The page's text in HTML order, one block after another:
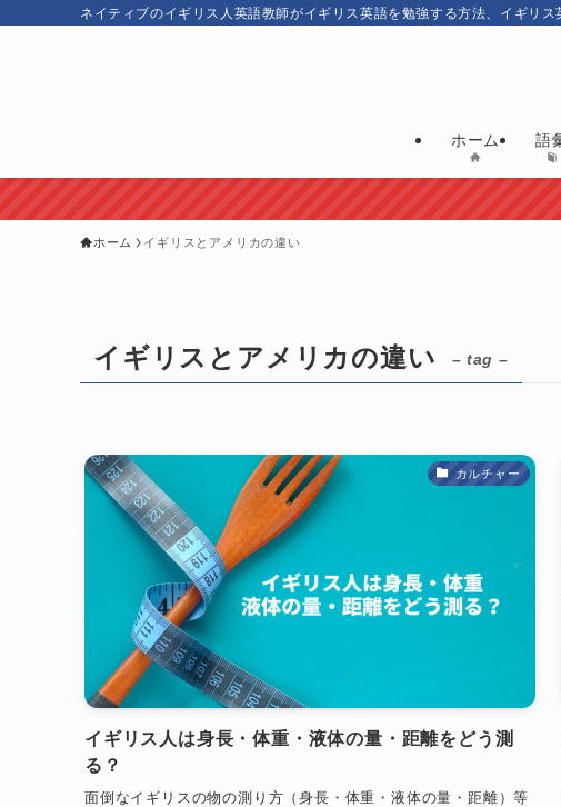
ネイティブのイギリス人英語教師がイギリス英語を勉強する方法、イギリ
ホーム 語
ホーム イギリスとアメリカの違い
イギリスとアメリカの違い – tag –
カルチャー
イギリス人は身長・体重・液体の量・距離をどう測
る？
面倒なイギリスの物の測り方（身長・体重・液体の量・距離）等